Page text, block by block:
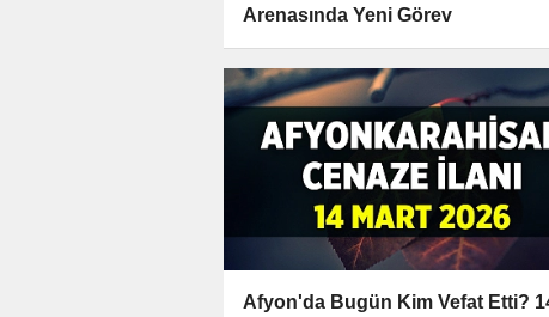
Arenasında Yeni Görev
Afyon'da Bugün Kim Vefat Etti?